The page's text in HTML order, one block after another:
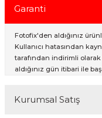
Garanti
Fotofix'den aldığınız
Kullanıcı hatasından
tarafından indirimli
aldığınız gün itibari ile
Kurumsal Satış